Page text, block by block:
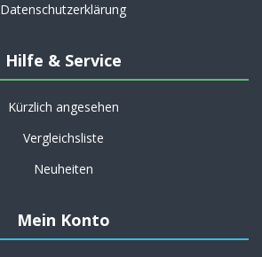
Datenschutzerklärung
Hilfe & Service
Kürzlich angesehen
Vergleichsliste
Neuheiten
Mein Konto